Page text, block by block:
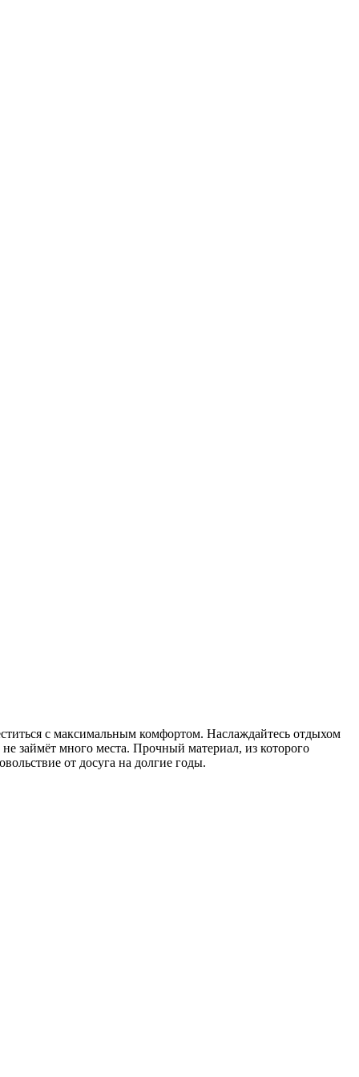
с максимальным комфортом. Наслаждайтесь отдыхом
займёт много места. Прочный материал, из которого
от досуга на долгие годы.